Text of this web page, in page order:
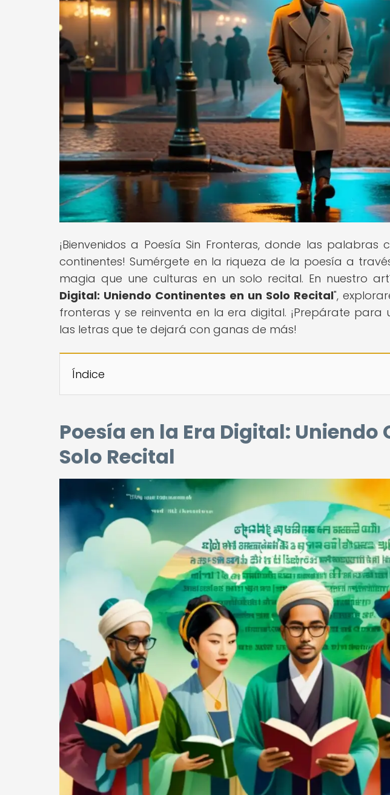
¡Bienvenidos a Poesía Sin Fronteras, donde las
continentes! Sumérgete en la riqueza de la poesía a
magia que une culturas en un solo recital. En nuestro
Digital: Uniendo Continentes en un Solo Recital",
fronteras y se reinventa en la era digital. ¡Prepárate
las letras que te dejará con ganas de más!
Índice
Poesía en la Era Digital:
Solo Recital